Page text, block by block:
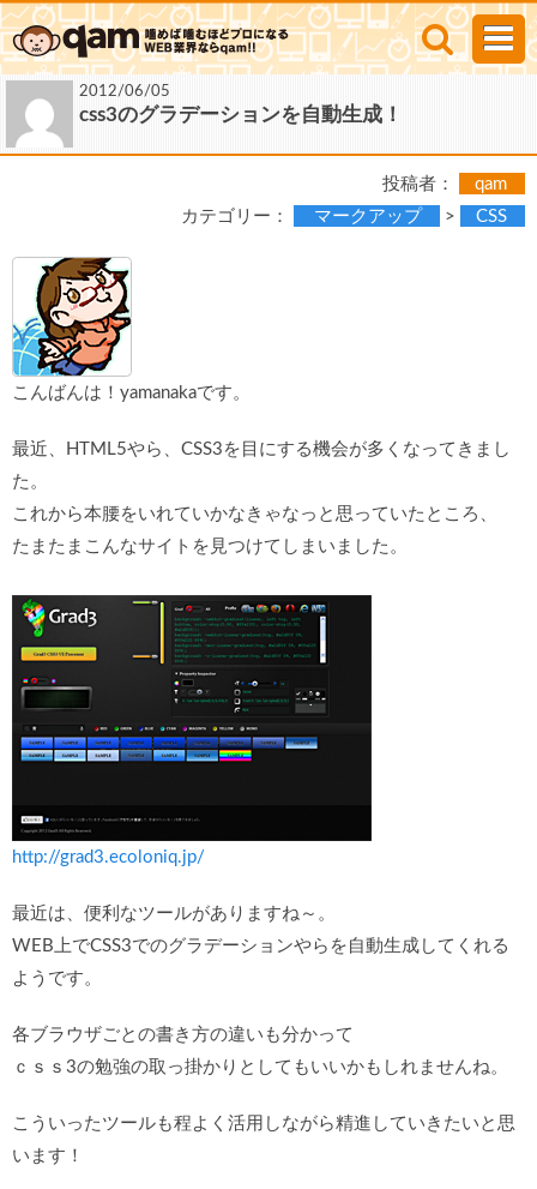
2012/06/05
css3のグラデーションを自動生成！
投稿者：
qam
カテゴリー：
マークアップ > CSS
こんばんは！yamanakaです。
最近、HTML5やら、CSS3を目にする機会が多くなってきまし
た。
これから本腰をいれていかなきゃなっと思っていたところ、
たまたまこんなサイトを見つけてしまいました。
http://grad3.ecoloniq.jp/
最近は、便利なツールがありますね～。
WEB上でCSS3でのグラデーションやらを自動生成してくれる
ようです。
各ブラウザごとの書き方の違いも分かって
ｃｓｓ3の勉強の取っ掛かりとしてもいいかもしれませんね。
こういったツールも程よく活用しながら精進していきたいと思
います！